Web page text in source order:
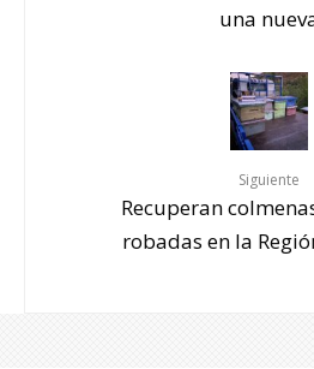
una
Siguiente
Recuperan
robadas en la